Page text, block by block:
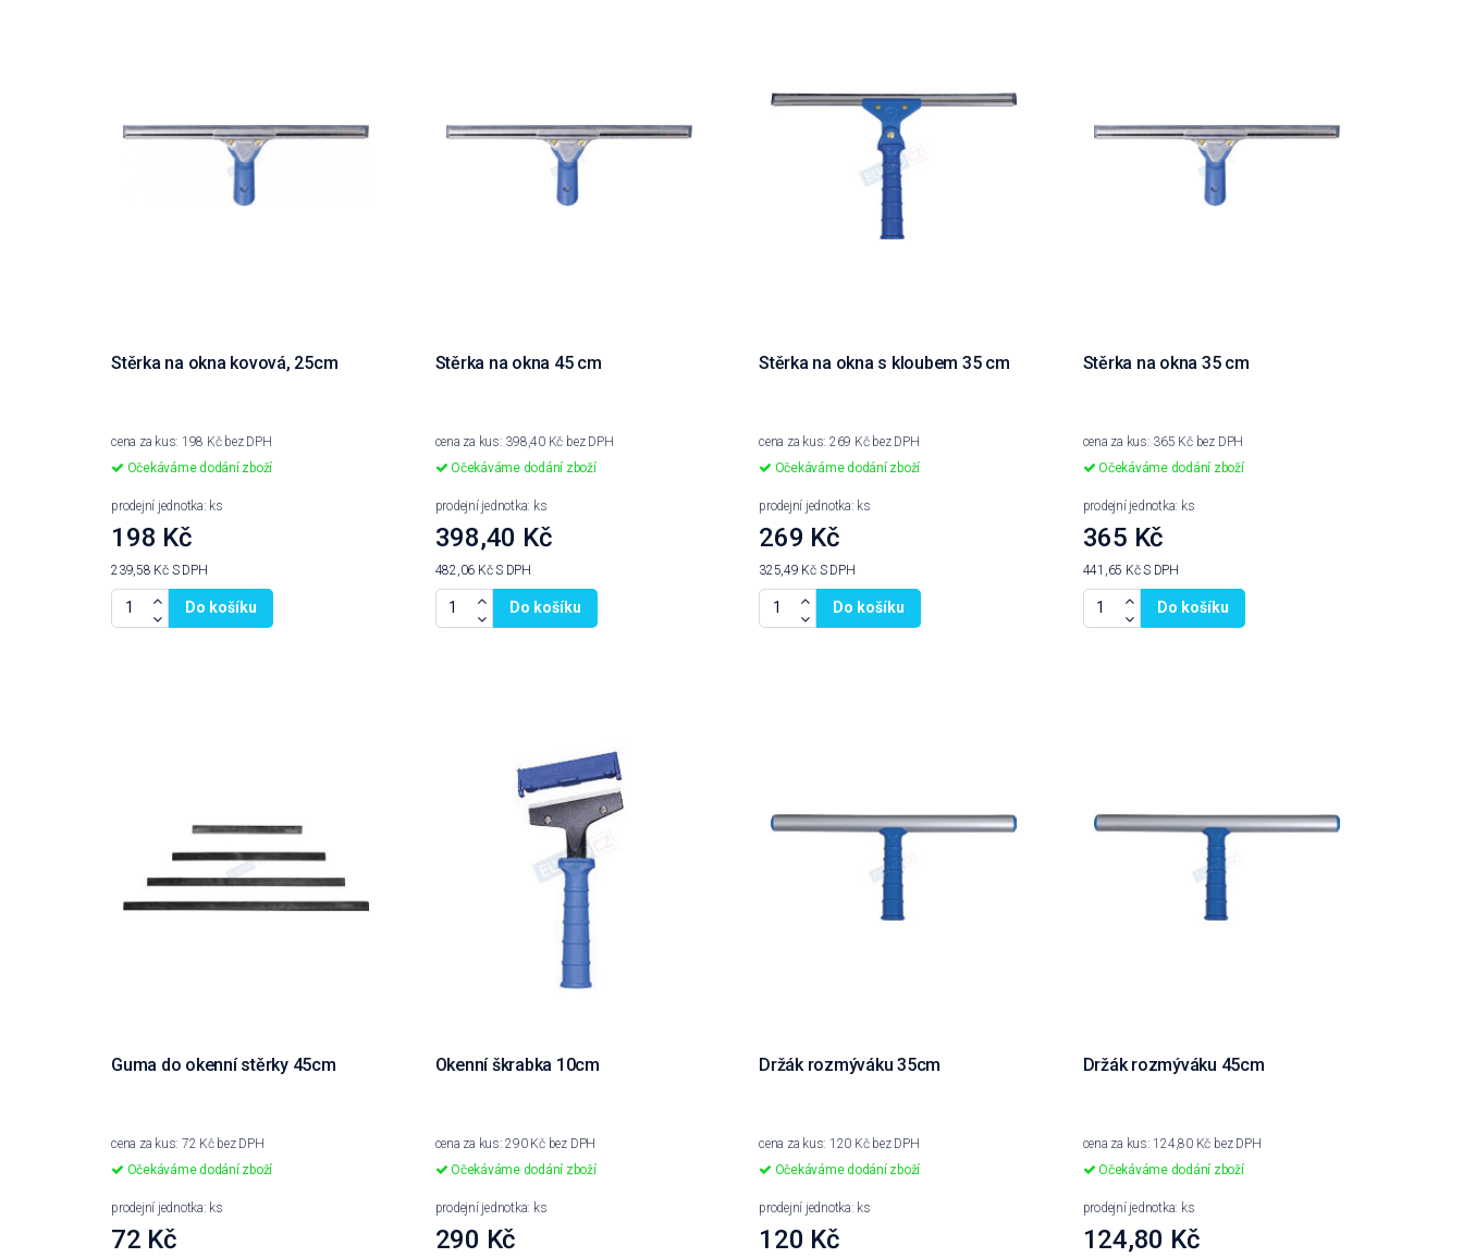
Stěrka na okna kovová, 25cm
cena za kus: 198 Kč bez DPH
Očekáváme dodání zboží
prodejní jednotka: ks
198 Kč
239,58 Kč S DPH
Do košíku
Stěrka na okna 45 cm
cena za kus: 398,40 Kč bez DPH
Očekáváme dodání zboží
prodejní jednotka: ks
398,40 Kč
482,06 KčS DPH
Do košíku
Stěrka na okna s kloubem 35 cm
cena za kus: 269 Kč bez DPH
Očekáváme dodání zboží
prodejní jednotka: ks
269 Kč
325,49 Kč S DPH
Do košíku
Stěrka na okna 35 cm
cena za kus: 365 Kč bez DPH
Očekáváme dodání zboží
prodejní jednotka: ks
365 Kč
441,65 KčS DPH
Do košíku
Guma do okenní stěrky 45cm
cena za kus: 72 Kč bez DPH
Očekáváme dodání zboží
prodejní jednotka: ks
72 Kč
Okenní škrabka 10cm
cena za kus: 290 Kč bez DPH
Očekáváme dodání zboží
prodejní jednotka: ks
290 Kč
Držák rozmýváku 35cm
cena za kus: 120 Kč bez DPH
Očekáváme dodání zboží
prodejní jednotka: ks
120 Kč
Držák rozmýváku 45cm
cena za kus: 124,80 Kč bez DPH
Očekáváme dodání zboží
prodejní jednotka: ks
124,80 Kč